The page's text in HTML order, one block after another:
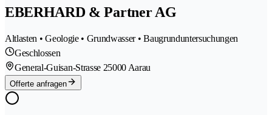
EBERHARD & Partner AG
Altlasten • Geologie • Grundwasser • Baugrunduntersuchungen
Geschlossen
General-Guisan-Strasse 25000 Aarau
Offerte anfragen